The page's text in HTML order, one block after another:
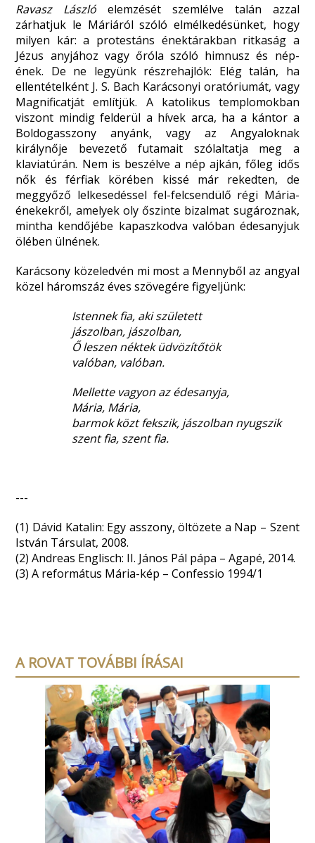
Ravasz László elemzését szemlélve talán azzal
zárhatjuk le Máriáról szóló elmélkedésünket, hogy
milyen kár: a protestáns énektárakban ritkaság a
Jézus anyjához vagy őróla szóló himnusz és nép-
ének. De ne legyünk részrehajlók: Elég talán, ha
ellentételként J. S. Bach Karácsonyi oratóriumát, vagy
Magnificatját említjük. A katolikus templomokban
viszont mindig felderül a hívek arca, ha a kántor a
Boldogasszony anyánk, vagy az Angyaloknak
királynője bevezető futamait szólaltatja meg a
klaviatúrán. Nem is beszélve a nép ajkán, főleg idős
nők és férfiak körében kissé már rekedten, de
meggyőző lelkesedéssel fel-felcsendülő régi Mária-
énekekről, amelyek oly őszinte bizalmat sugároznak,
mintha kendőjébe kapaszkodva valóban édesanyjuk
ölében ülnének.
Karácsony közeledvén mi most a Mennyből az angyal
közel háromszáz éves szövegére figyeljünk:
Istennek fia, aki született
jászolban, jászolban,
Ő leszen néktek üdvözítőtök
valóban, valóban.
Mellette vagyon az édesanyja,
Mária, Mária,
barmok közt fekszik, jászolban nyugszik
szent fia, szent fia.
---
(1) Dávid Katalin: Egy asszony, öltözete a Nap – Szent
István Társulat, 2008.
(2) Andreas Englisch: II. János Pál pápa – Agapé, 2014.
(3) A református Mária-kép – Confessio 1994/1
A ROVAT TOVÁBBI ÍRÁSAI